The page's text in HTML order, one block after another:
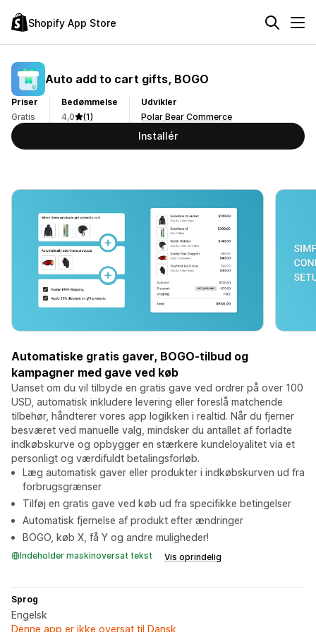
Shopify App Store
Auto add to cart gifts, BOGO
Priser
Gratis
Bedømmelse
4,0
(1)
Udvikler
Polar Bear Commerce
Installér
Automatiske gratis gaver, BOGO-tilbud og
kampagner med gave ved køb
Uanset om du vil tilbyde en gratis gave ved ordrer på over 100
USD, automatisk inkludere levering eller foreslå matchende
tilbehør, håndterer vores app logikken i realtid. Når du fjerner
besværet ved manuelle valg, mindsker du antallet af forladte
indkøbskurve og opbygger en stærkere kundeloyalitet via et
personligt og værdifuldt betalingsforløb.
Læg automatisk gaver eller produkter i indkøbskurven ud fra
forbrugsgrænser
Tilføj en gratis gave ved køb ud fra specifikke betingelser
Automatisk fjernelse af produkt efter ændringer
BOGO, køb X, få Y og andre muligheder!
Indeholder maskinoversat tekst Vis oprindelig
Sprog
Engelsk
Denne app er ikke oversat til Dansk